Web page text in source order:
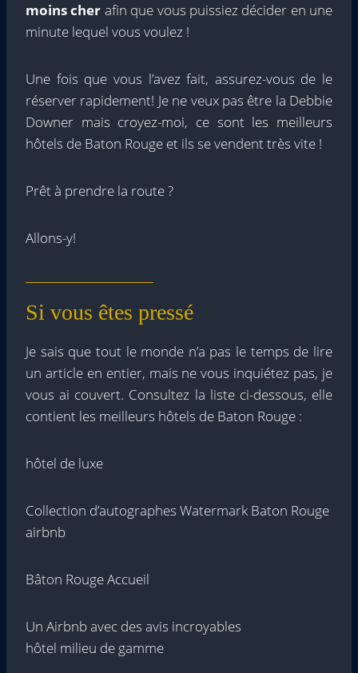
moins cher afin que vous puissiez décider en une
minute lequel vous voulez !
Une fois que vous l’avez fait, assurez-vous de le
réserver rapidement! Je ne veux pas être la Debbie
Downer mais croyez-moi, ce sont les meilleurs
hôtels de Baton Rouge et ils se vendent très vite !
Prêt à prendre la route ?
Allons-y!
Si vous êtes pressé
Je sais que tout le monde n’a pas le temps de lire
un article en entier, mais ne vous inquiétez pas, je
vous ai couvert. Consultez la liste ci-dessous, elle
contient les meilleurs hôtels de Baton Rouge :
hôtel de luxe
Collection d’autographes Watermark Baton Rouge
airbnb
Bâton Rouge Accueil
Un Airbnb avec des avis incroyables
hôtel milieu de gamme